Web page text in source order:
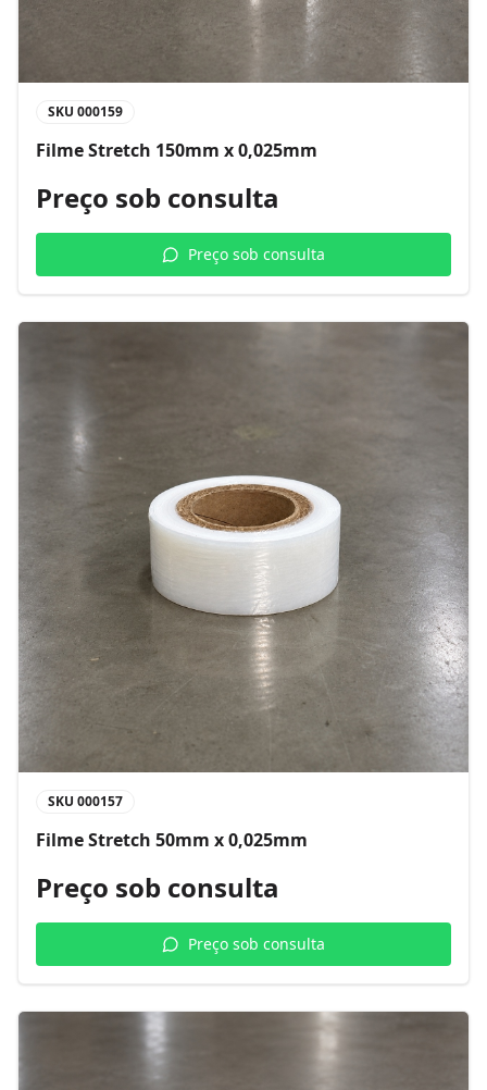
SKU 000159
Filme Stretch 150mm x 0,025mm
Preço sob consulta
Preço sob consulta
SKU 000157
Filme Stretch 50mm x 0,025mm
Preço sob consulta
Preço sob consulta